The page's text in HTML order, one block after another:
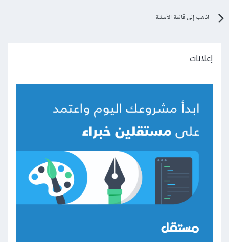
اذهب إلى قائمة الأسئلة
إعلانات